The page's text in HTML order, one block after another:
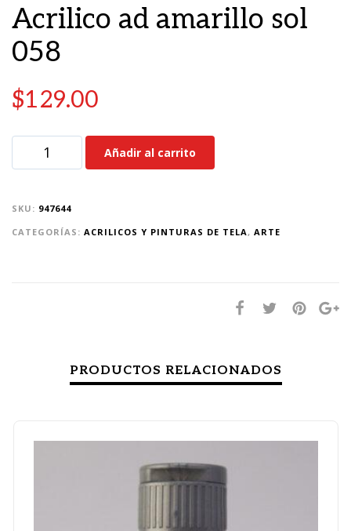
Acrilico ad amarillo sol
058
$129.00
Añadir al carrito
SKU: 947644
CATEGORÍAS: ACRILICOS Y PINTURAS DE TELA, ARTE
PRODUCTOS RELACIONADOS